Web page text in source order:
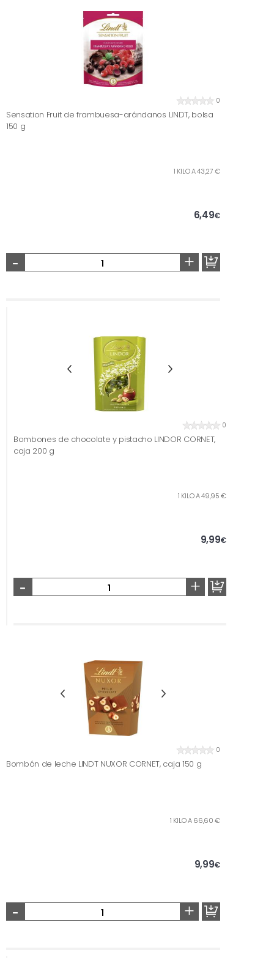
0
Sensation Fruit de frambuesa-arándanos LINDT, bolsa
150 g
1 KILO A 43,27 €
6,49€
- +
0
Bombones de chocolate y pistacho LINDOR CORNET,
caja 200 g
1 KILO A 49,95 €
9,99€
- +
0
Bombón de leche LINDT NUXOR CORNET, caja 150 g
1 KILO A 66,60 €
9,99€
- +